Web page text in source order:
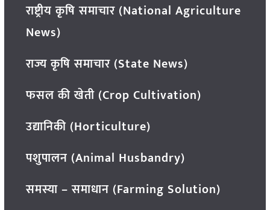
राष्ट्रीय कृषि समाचार (National Agriculture
News)
राज्य कृषि समाचार (State News)
फसल की खेती (Crop Cultivation)
उद्यानिकी (Horticulture)
पशुपालन (Animal Husbandry)
समस्या – समाधान (Farming Solution)